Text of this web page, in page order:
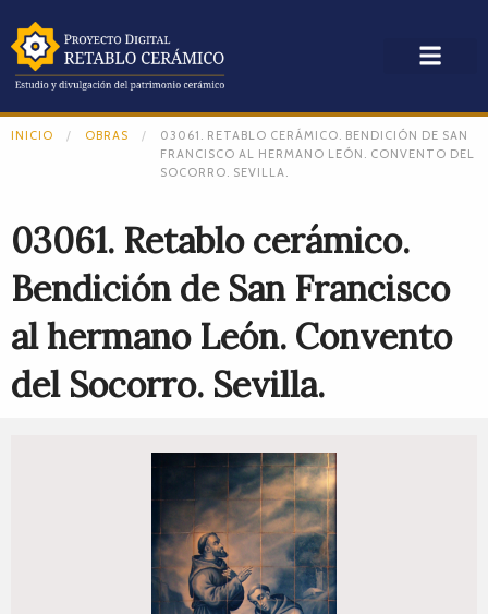
INICIO OBRAS
03061. RETABLO CERÁMICO. BENDICIÓN DE SAN
FRANCISCO AL HERMANO LEÓN. CONVENTO DEL
SOCORRO. SEVILLA.
03061. Retablo cerámico.
Bendición de San Francisco
al hermano León. Convento
del Socorro. Sevilla.